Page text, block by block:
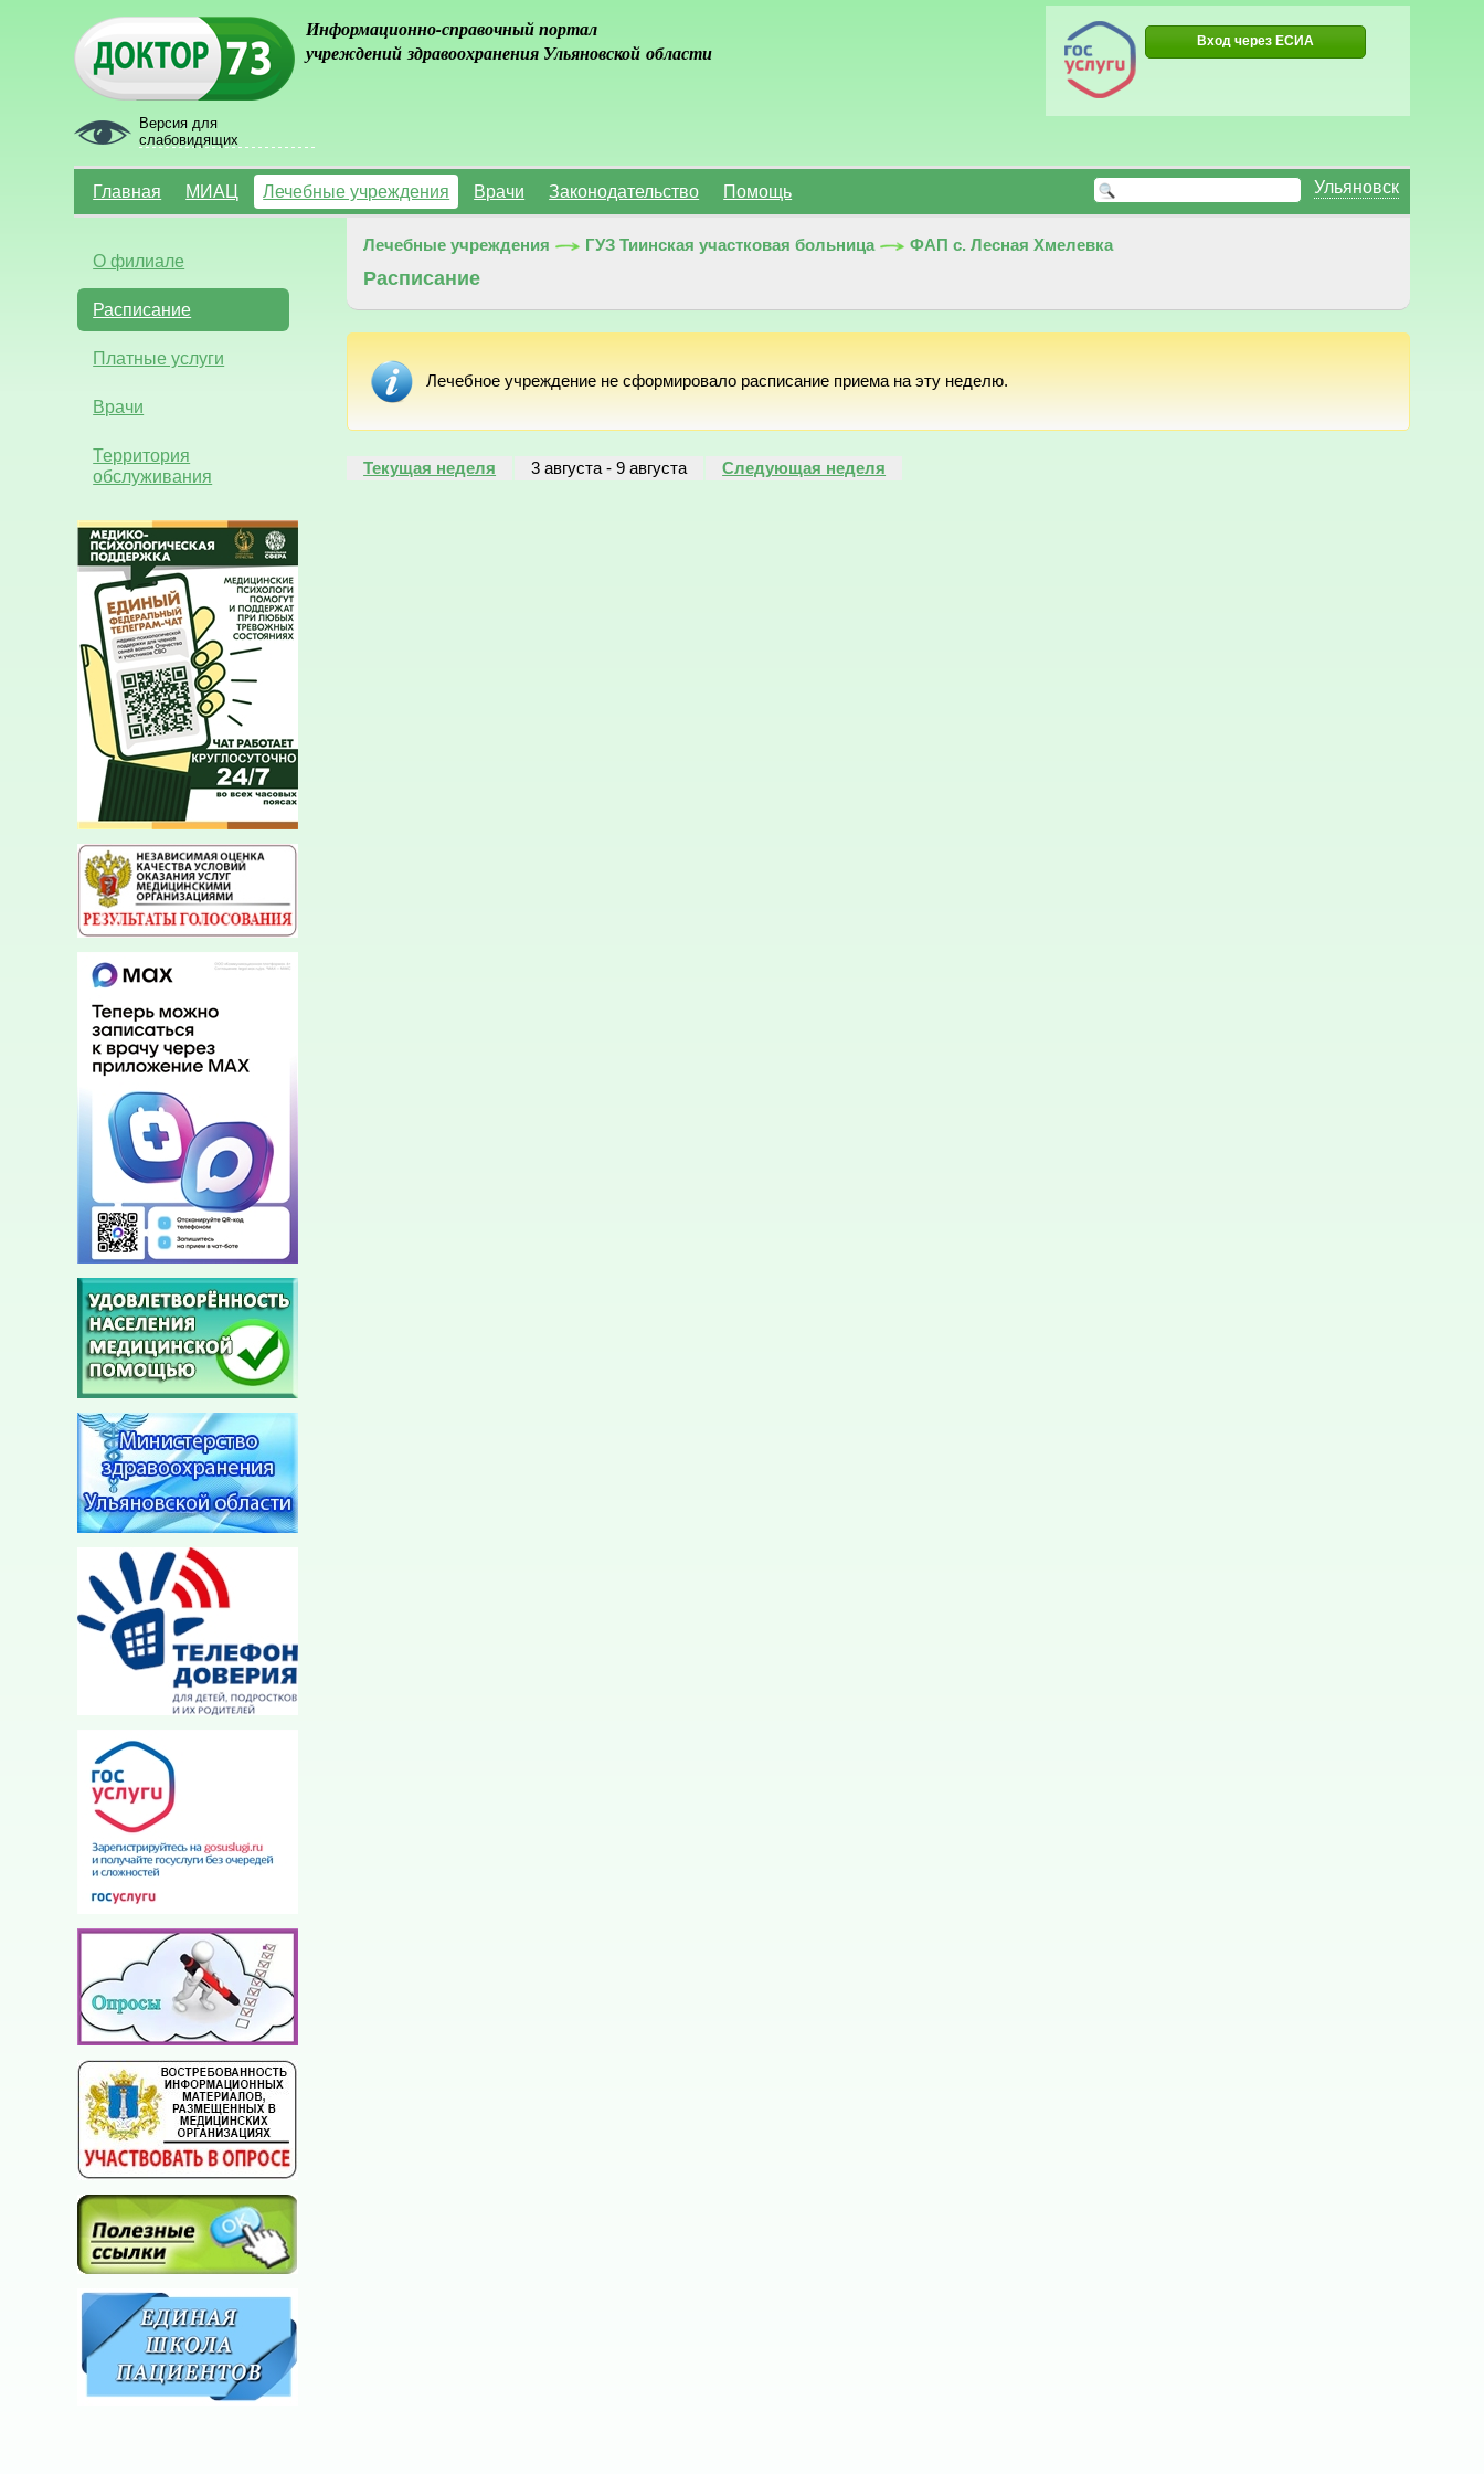
Версия для
слабовидящих
Информационно-справочный портал
учреждений здравоохранения Ульяновской области
Вход через ЕСИА
Ульяновск
Главная МИАЦ Лечебные учреждения Врачи Законодательство Помощь
О филиале
Расписание
Платные услуги
Врачи
Территория
обслуживания
Лечебные учреждения ГУЗ Тиинская участковая больница ФАП с. Лесная Хмелевка
Расписание
Лечебное учреждение не сформировало расписание приема на эту неделю.
Текущая неделя 3 августа-9 августа Следующая неделя